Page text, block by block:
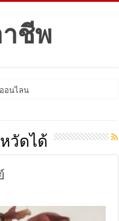
นไลน์ ปี 202
วัดได้